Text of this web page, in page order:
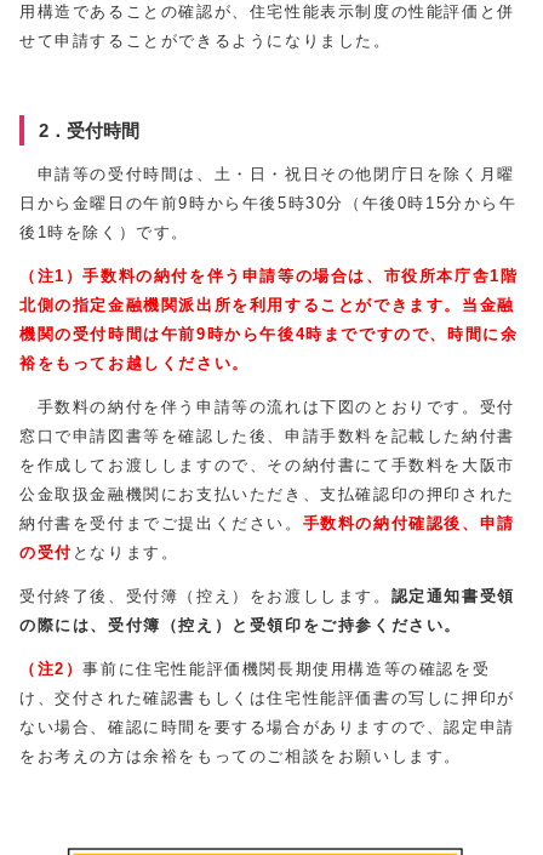
用構造であることの確認が、住宅性能表示制度の性能評価と併
せて申請することができるようになりました。
2．受付時間
申請等の受付時間は、土・日・祝日その他閉庁日を除く月曜
日から金曜日の午前9時から午後5時30分（午後0時15分から午
後1時を除く）です。
（注1）手数料の納付を伴う申請等の場合は、市役所本庁舎1階
北側の指定金融機関派出所を利用することができます。 当金融
機関の受付時間は午前9時から午後4時までですので、時間に余
裕をもってお越しください。
手数料の納付を伴う申請等の流れは下図のとおりです。受付
窓口で申請図書等を確認した後、申請手数料を記載した納付書
を作成してお渡ししますので、その納付書にて手数料を大阪市
公金取扱金融機関にお支払いただき、支払確認印の押印された
納付書を受付までご提出ください。 手数料の納付確認後、申請
の受付 となります。
受付終了後、受付簿（控え）をお渡しします。 認定通知書受領
の際には、受付簿（控え）と受領印をご持参ください。
（注2）事前に住宅性能評価機関長期使用構造等の確認を受
け、交付された確認書もしくは住宅性能評価書の写しに押印が
ない場合、確認に時間を要する場合がありますので、認定申請
をお考えの方は余裕をもってのご相談をお願いします。